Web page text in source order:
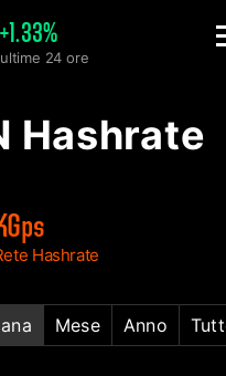
+1.33%
ultime 24 ore
della rete - 2Miners
Hashrate
Hashrate
Mese Anno